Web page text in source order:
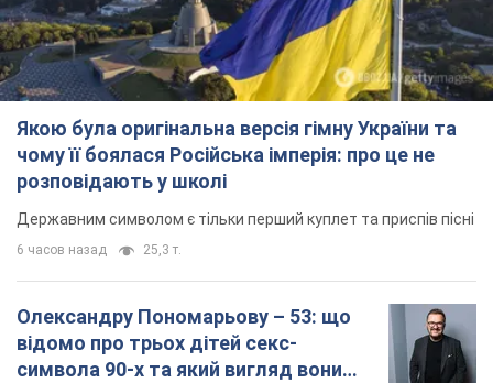
Якою була оригінальна версія гімну України та
чому її боялася Російська імперія: про це не
розповідають у школі
Державним символом є тільки перший куплет та приспів пісні
6 часов назад 25,3 т.
Олександру Пономарьову – 53: що
відомо про трьох дітей секс-
символа 90-х та який вигляд вони